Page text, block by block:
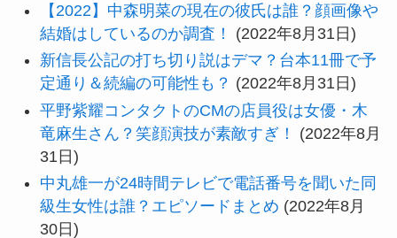
【2022】中森明菜の現在の彼氏は誰？顔画像や
結婚はしているのか調査！
(2022年8月31日)
新信長公記の打ち切り説はデマ？台本11冊で予
定通り＆続編の可能性も？ (2022年8月31日)
平野紫耀コンタクトのCMの店員役は女優・木
竜麻生さん？笑顔演技が素敵すぎ！
(2022年8月
31日)
中丸雄一が24時間テレビで電話番号を聞いた同
級生女性は誰？エピソードまとめ (2022年8月
30日)